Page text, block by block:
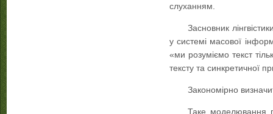
слуханням.
Засновник
у системі масової
«ми розуміємо текст
тексту та синкретичної
Закономірно
Таке моделювання